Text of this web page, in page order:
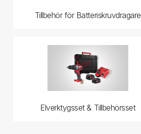
Tillbehör för Batteriskruvdragare
Elverktygsset & Tillbehörsset